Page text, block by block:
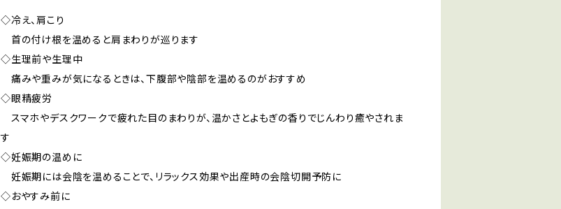
◇冷え、肩こり
首の付け根を温めると肩まわりが巡ります
◇生理前や生理中
痛みや重みが気になるときは、下腹部や陰部を温めるのがおすすめ
◇眼精疲労
スマホやデスクワークで疲れた目のまわりが、温かさとよもぎの香りでじんわり癒やされま
す
◇妊娠期の温めに
妊娠期には会陰を温めることで、リラックス効果や出産時の会陰切開予防に
◇おやすみ前に